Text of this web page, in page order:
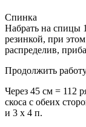
Спинка
Набрать на спицы
резинкой, при
распределив,
Продолжить
Через 45 см = 112
скоса с обеих
и 3 x 4 п.